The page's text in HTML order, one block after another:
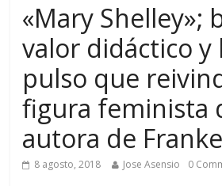
«Mary Shelley»;
valor didáctico y
pulso que
figura feminista
autora de
8 agosto, 2018 Jose Asensio 0